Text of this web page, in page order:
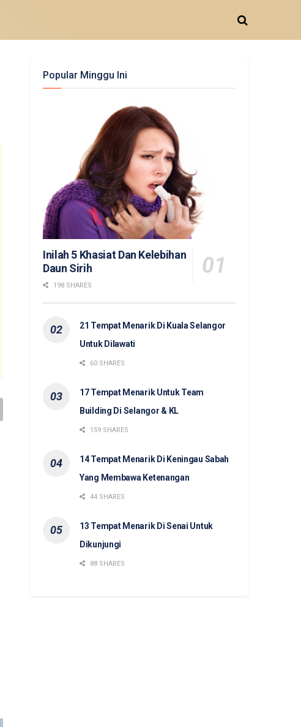
Popular Minggu Ini
Inilah 5 Khasiat Dan Kelebihan
Daun Sirih
198 SHARES
21 Tempat Menarik Di Kuala Selangor
Untuk Dilawati
60 SHARES
17 Tempat Menarik Untuk Team
Building Di Selangor & KL
159 SHARES
14 Tempat Menarik Di Keningau Sabah
Yang Membawa Ketenangan
44 SHARES
13 Tempat Menarik Di Senai Untuk
Dikunjungi
88 SHARES